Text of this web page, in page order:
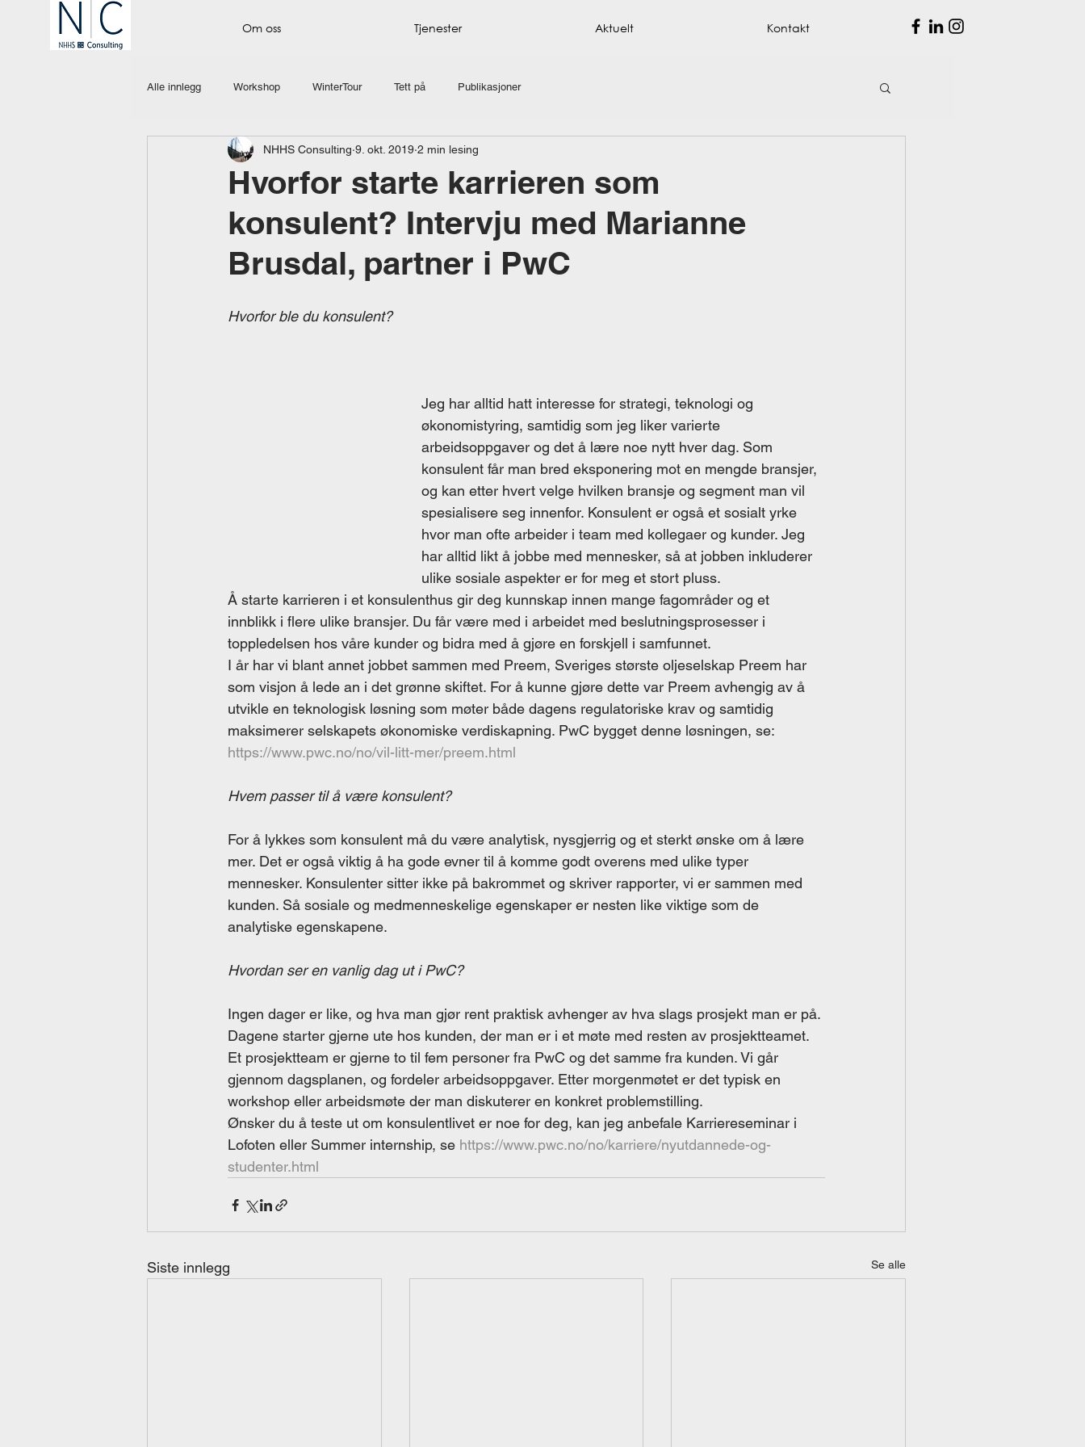
Om oss Tjenester Aktuelt Kontakt
Alle innlegg Workshop WinterTour Tett på Publikasjoner
Hvorfor starte karrieren som
konsulent? Intervju med Marianne
Brusdal, partner i PwC
NHHS Consulting 9. okt. 2019 2 min lesing
Hvorfor ble du konsulent?
Jeg har alltid hatt interesse for strategi, teknologi og
økonomistyring, samtidig som jeg liker varierte
arbeidsoppgaver og det å lære noe nytt hver dag. Som
konsulent får man bred eksponering mot en mengde bransjer,
og kan etter hvert velge hvilken bransje og segment man vil
spesialisere seg innenfor. Konsulent er også et sosialt yrke
hvor man ofte arbeider i team med kollegaer og kunder. Jeg
har alltid likt å jobbe med mennesker, så at jobben inkluderer
ulike sosiale aspekter er for meg et stort pluss.
Å starte karrieren i et konsulenthus gir deg kunnskap innen mange fagområder og et
innblikk i flere ulike bransjer. Du får være med i arbeidet med beslutningsprosesser i
toppledelsen hos våre kunder og bidra med å gjøre en forskjell i samfunnet.
I år har vi blant annet jobbet sammen med Preem, Sveriges største oljeselskap Preem har
som visjon å lede an i det grønne skiftet. For å kunne gjøre dette var Preem avhengig av å
utvikle en teknologisk løsning som møter både dagens regulatoriske krav og samtidig
maksimerer selskapets økonomiske verdiskapning. PwC bygget denne løsningen, se:
https://www.pwc.no/no/vil-litt-mer/preem.html
Hvem passer til å være konsulent?
For å lykkes som konsulent må du være analytisk, nysgjerrig og et sterkt ønske om å lære
mer. Det er også viktig å ha gode evner til å komme godt overens med ulike typer
mennesker. Konsulenter sitter ikke på bakrommet og skriver rapporter, vi er sammen med
kunden. Så sosiale og medmenneskelige egenskaper er nesten like viktige som de
analytiske egenskapene.
Hvordan ser en vanlig dag ut i PwC?
Ingen dager er like, og hva man gjør rent praktisk avhenger av hva slags prosjekt man er på.
Dagene starter gjerne ute hos kunden, der man er i et møte med resten av prosjektteamet.
Et prosjektteam er gjerne to til fem personer fra PwC og det samme fra kunden. Vi går
gjennom dagsplanen, og fordeler arbeidsoppgaver. Etter morgenmøtet er det typisk en
workshop eller arbeidsmøte der man diskuterer en konkret problemstilling.
Ønsker du å teste ut om konsulentlivet er noe for deg, kan jeg anbefale Karriereseminar i
Lofoten eller Summer internship, se https://www.pwc.no/no/karriere/nyutdannede-og-
studenter.html
Siste innlegg Se alle